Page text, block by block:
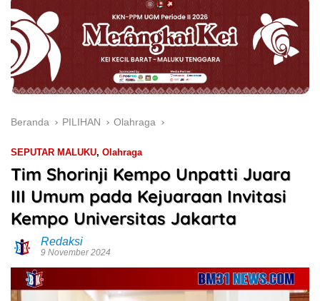
Beranda PILIHAN Olahraga
SEPUTAR MALUKU, Olahraga
Tim Shorinji Kempo Unpatti Juara
III Umum pada Kejuaraan Invitasi
Kempo Universitas Jakarta
Redaksi
9 November 2024